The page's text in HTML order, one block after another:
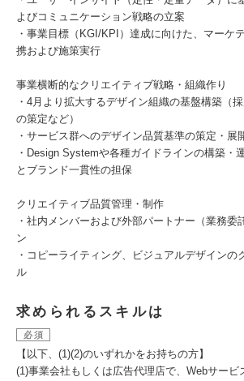
よびコミュニケーション戦略の立案
・事業目標（KGI/KPI）達成に向けた、マーケ
携および施策実行
事業横断的なクリエイティブ戦略・組織作り
・4月より拡大するデザイン組織の基盤構築（
の策定など）
・サービス群へのデザイン品質基準の策定・展
・Design Systemや各種ガイドラインの構築・
とブランド一貫性の担保
クリエイティブ品質管理・制作
・社内メンバーおよび外部パートナー（業務委
ン
・コピーライティング、ビジュアルデザインの
ル
求められるスキルは
必須
【以下、(1)(2)のいずれかをお持ちの方】
(1)事業会社もしくは広告代理店で、Webサービ